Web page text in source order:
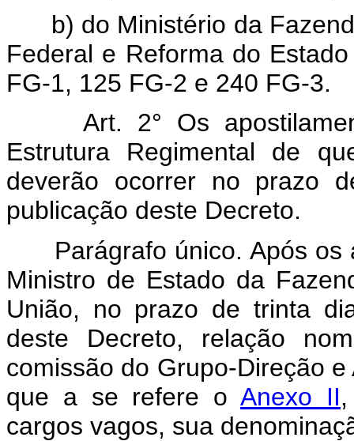
b) do Ministério da
Federal e Reforma do
FG-1, 125 FG-2 e 240 FG-3.
Art. 2° Os
Estrutura Regimental de
deverão ocorrer no prazo
publicação deste Decreto.
Parágrafo único. Após
Ministro de Estado da
União, no prazo de trinta
deste Decreto, relação
comissão do Grupo-Direção
que a se refere oAnexo II
cargos vagos, sua